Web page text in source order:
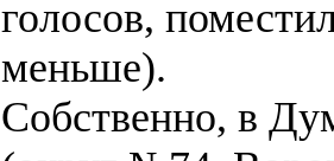
голосов,
меньше).
Собственно, в